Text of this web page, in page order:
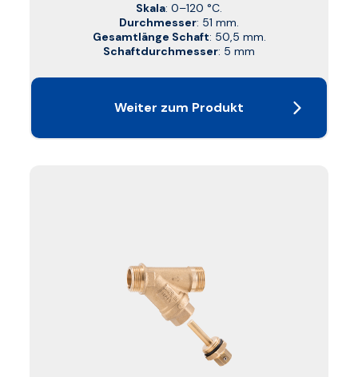
Skala: 0–120 °C.
Durchmesser: 51 mm.
Gesamtlänge Schaft: 50,5 mm.
Schaftdurchmesser: 5 mm
Weiter zum Produkt